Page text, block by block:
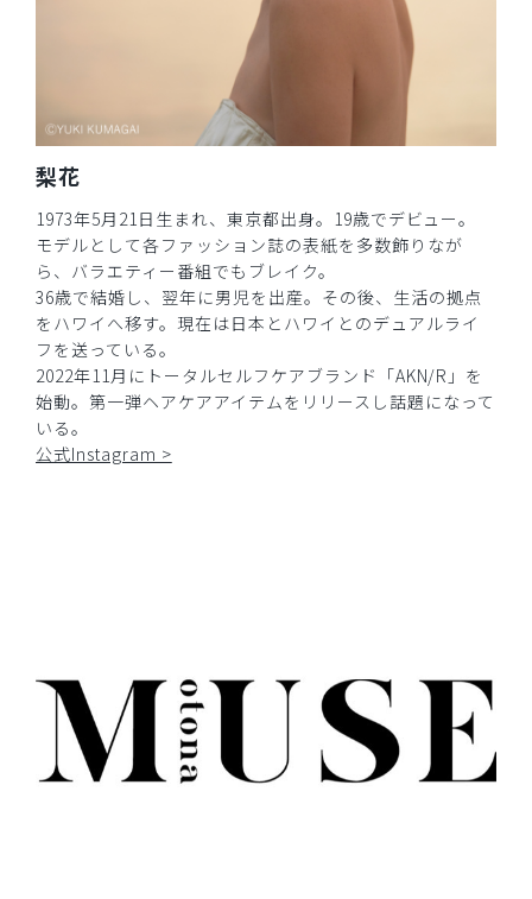
梨花
1973年5月21日生まれ、東京都出身。19歳でデビュー。
モデルとして各ファッション誌の表紙を多数飾りなが
ら、バラエティー番組でもブレイク。
36歳で結婚し、翌年に男児を出産。その後、生活の拠点
をハワイへ移す。現在は日本とハワイとのデュアルライ
フを送っている。
2022年11月にトータルセルフケアブランド「AKN/R」を
始動。第一弾ヘアケアアイテムをリリースし話題になって
いる。
公式Instagram >